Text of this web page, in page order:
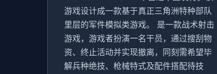
游戏设计成一款基于真正三角洲特种部队
里层的军件模拟类游戏。 是一款战术射击
游戏，游戏者扮演一名干员，通过搜刮物
资、终止活动并实现撤离，同刻需希望毕
解兵种绝技、枪械特式及配件搭配待技